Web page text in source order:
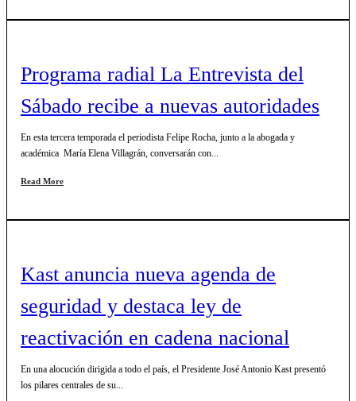
Programa radial La Entrevista del
Sábado recibe a nuevas autoridades
En esta tercera temporada el periodista Felipe Rocha, junto a la abogada y
académica María Elena Villagrán, conversarán con...
Read More
Kast anuncia nueva agenda de
seguridad y destaca ley de
reactivación en cadena nacional
En una alocución dirigida a todo el país, el Presidente José Antonio Kast presentó
los pilares centrales de su...